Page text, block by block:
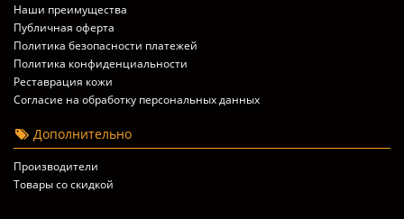
Наши преимущества
Публичная оферта
Политика безопасности платежей
Политика конфиденциальности
Реставрация кожи
Согласие на обработку персональных данных
Дополнительно
Производители
Товары со скидкой